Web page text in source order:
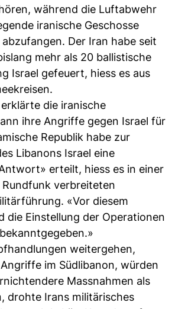
während die Luftabwehr
iranische Geschosse
Der Iran habe seit
mehr als 20 ballistische
Israel gefeuert, hiess es aus
die iranische
ihre Angriffe gegen Israel für
Republik habe zur
Libanons Israel eine
erteilt, hiess es in einer
verbreiteten
«Vor diesem
die Einstellung der Operationen
weitergehen,
im Südlibanon, würden
Massnahmen als
drohte Irans militärisches